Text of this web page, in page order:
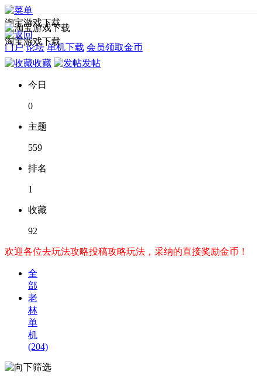
淘宝游戏下载
门户 论坛 单机下载 会员领取金币
淘宝游戏下载
收藏 发帖
今日
0
主题
559
排名
1
收藏
92
欢迎各位去玩法攻略投稿攻略玩法，采纳的直接奖励金币！
全
部
老
林
单
机
(204)
筛选